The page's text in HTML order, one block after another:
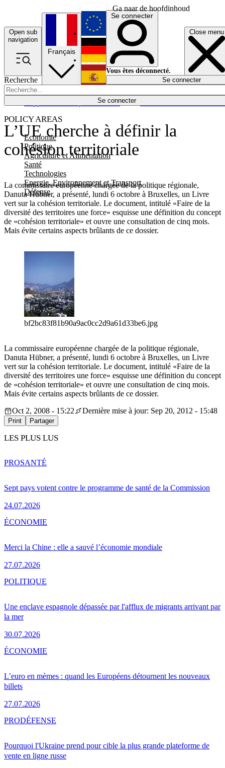
Ga naar de hoofdinhoud
Open sub
navigation
Close menu
Recherche
Se connecter
POLICY AREAS
Economie
Politique
Agriculture et Alimentation
Santé
Technologies
Energie, Environnement et Transport
Défense
Économie
Français
English
Deutsch
Español
Se connecter
Vous êtes déconnecté.
Se connecter
L’UE cherche à définir la
cohésion territoriale
La commissaire européenne chargée de la politique régionale,
Danuta Hübner, a présenté, lundi 6 octobre à Bruxelles, un Livre
vert sur la cohésion territoriale. Le document, intitulé «Faire de la
diversité des territoires une force» esquisse une définition du concept
de «cohésion territoriale» et ouvre une consultation de cinq mois.
Mais évite certains aspects brûlants de ce dossier.
bf2bc83f81b90a9ac0cc2d9a61d33be6.jpg
La commissaire européenne chargée de la politique régionale,
Danuta Hübner, a présenté, lundi 6 octobre à Bruxelles, un Livre
vert sur la cohésion territoriale. Le document, intitulé «Faire de la
diversité des territoires une force» esquisse une définition du concept
de «cohésion territoriale» et ouvre une consultation de cinq mois.
Mais évite certains aspects brûlants de ce dossier.
Oct 2, 2008 - 15:22
Dernière mise à jour: Sep 20, 2012 - 15:48
Print Partager
LES PLUS LUS
Sept pays votent contre le programme de santé de la Commission
24.07.2026
PROSANTÉ
Merci la Chine : elle a sauvé l’économie mondiale
27.07.2026
ÉCONOMIE
Une enclave espagnole dépassée par l'afflux de migrants arrivant par
la mer
30.07.2026
POLITIQUE
L’euro en mèmes : quand les Européens détournent les nouveaux
billets
27.07.2026
ÉCONOMIE
Pourquoi l'Ukraine prend pour cible la plus grande plateforme de
vente en ligne russe
PRODÉFENSE